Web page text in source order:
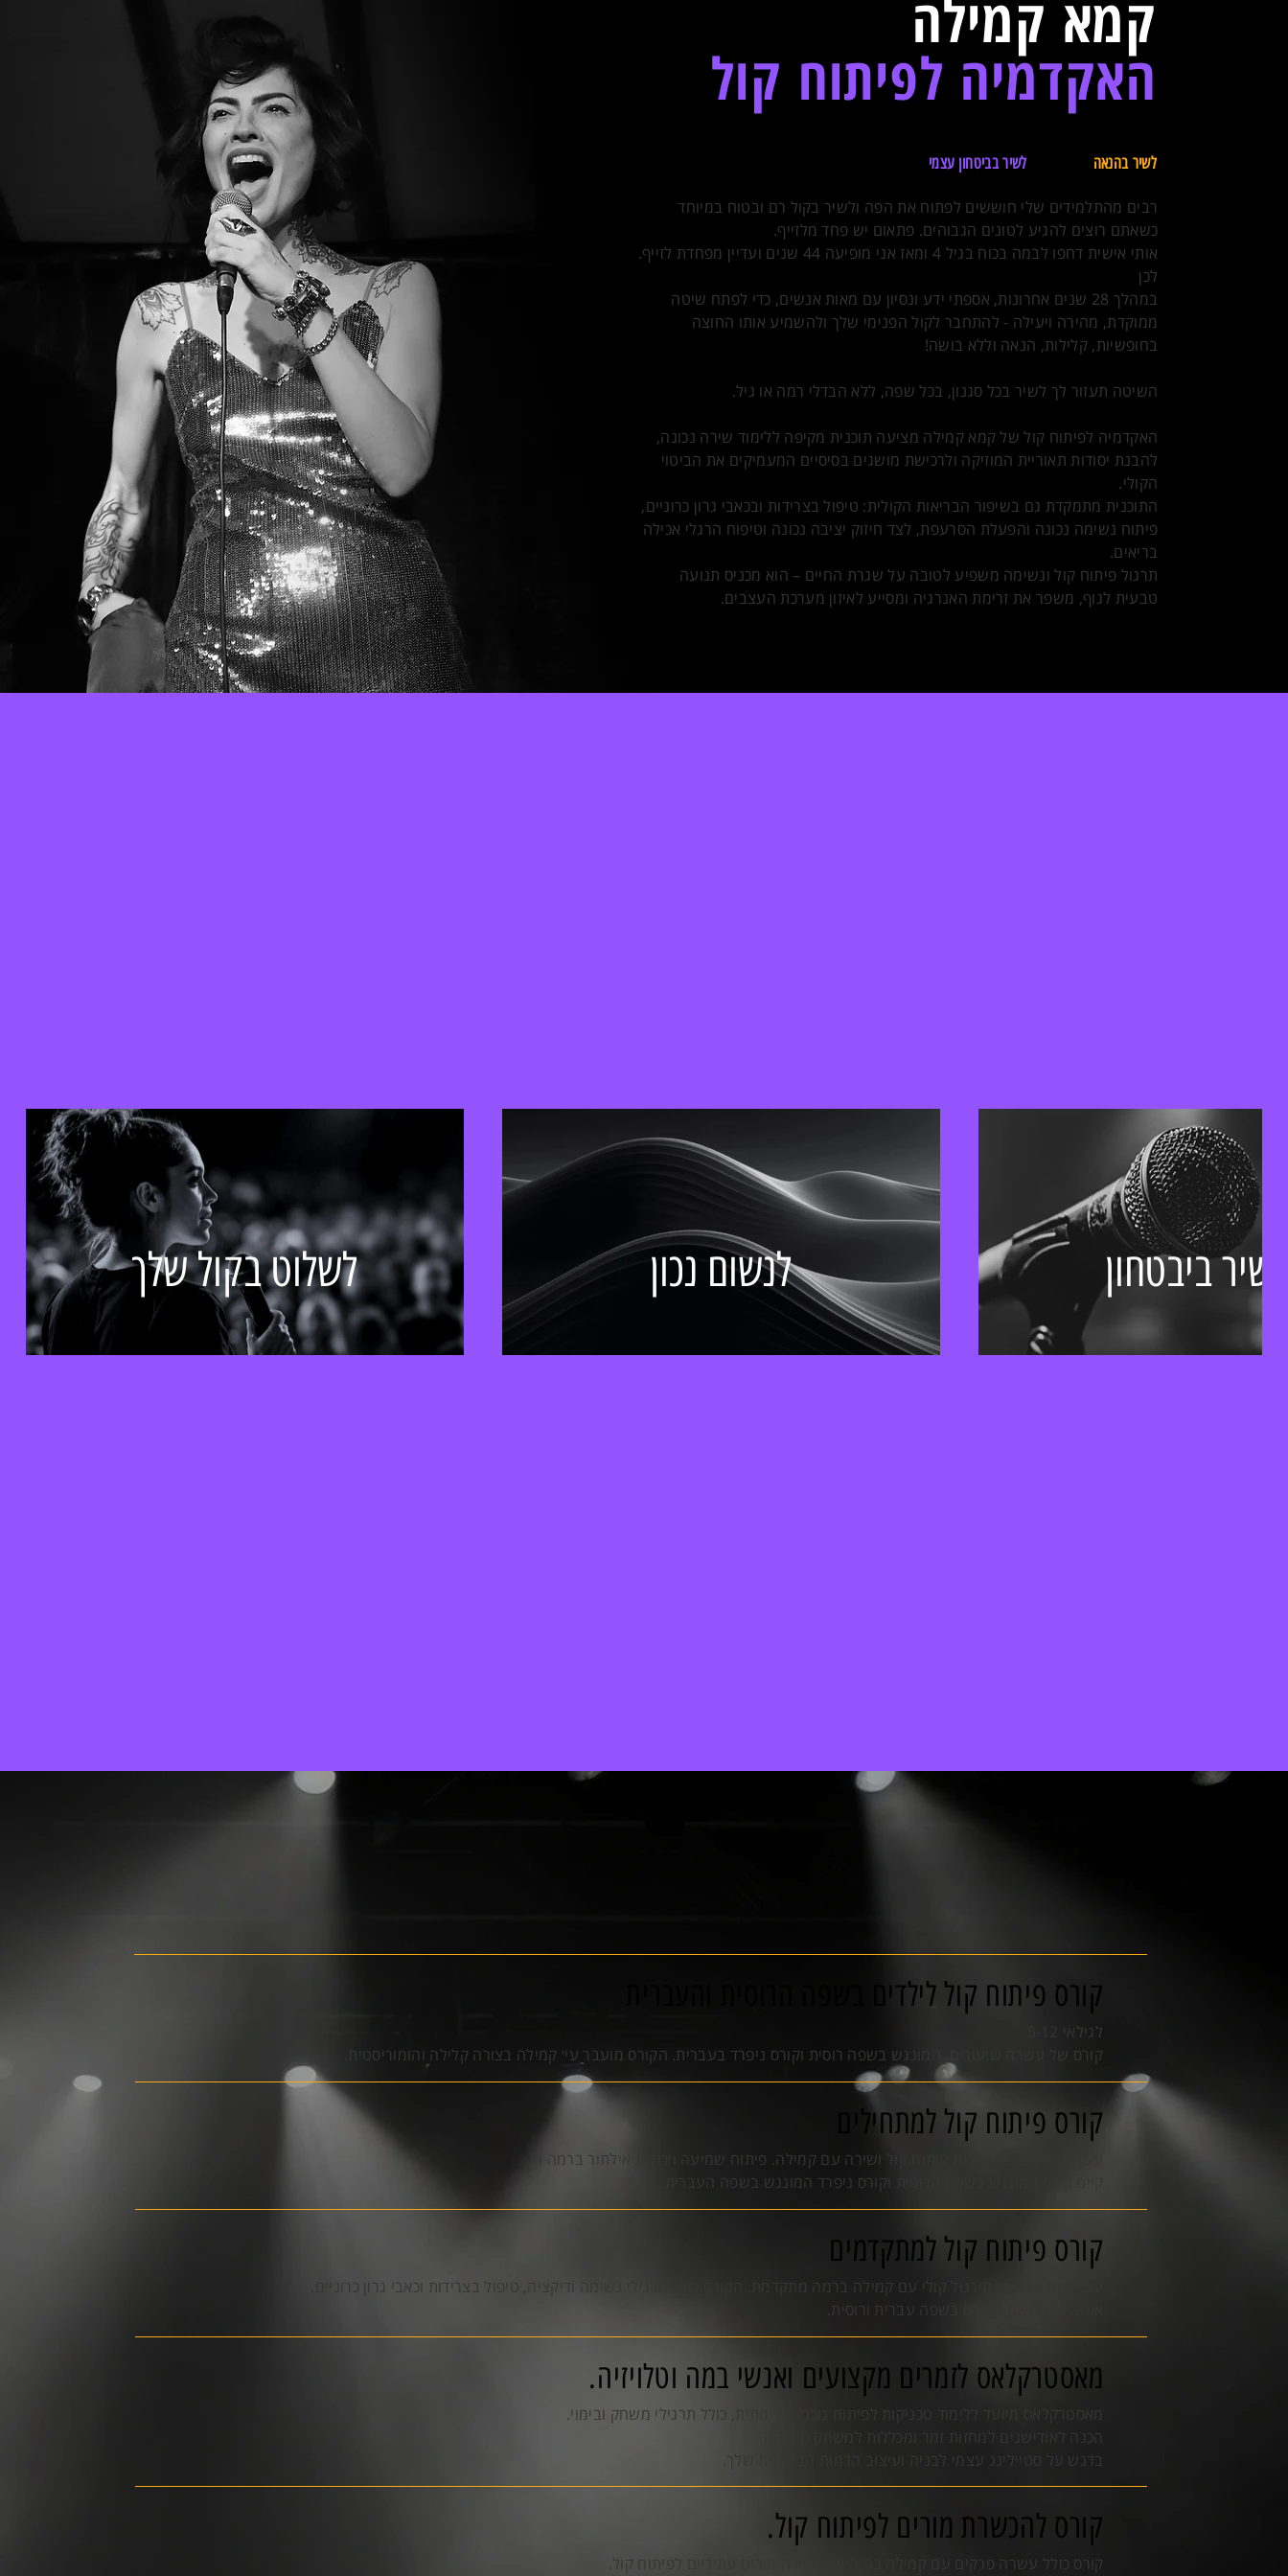
קמא קמילה
האקדמיה לפיתוח קול
לשיר בהנאה
לשיר בביטחון עצמי
רבים מהתלמידים שלי חוששים לפתוח את הפה ולשיר בקול רם ובטוח במיוחד
כשאתם רוצים להגיע לטונים הגבוהים. פתאום יש פחד מלזייף.
אותי אישית דחפו לבמה בכוח בגיל 4 ומאז אני מופיעה 44 שנים ועדיין מפחדת לזייף.
לכן
במהלך 28 שנים אחרונות, אספתי ידע ונסיון עם מאות אנשים, כדי לפתח שיטה
ממוקדת, מהירה ויעילה - להתחבר לקול הפנימי שלך ולהשמיע אותו החוצה
בחופשיות, קלילות, הנאה וללא בושה!
השיטה תעזור לך לשיר בכל סגנון, בכל שפה, ללא הבדלי רמה או גיל.
האקדמיה לפיתוח קול של קמא קמילה מציעה תוכנית מקיפה ללימוד שירה נכונה,
להבנת יסודות תאוריית המוזיקה ולרכישת מושגים בסיסיים המעמיקים את הביטוי
הקולי.
התוכנית מתמקדת גם בשיפור הבריאות הקולית: טיפול בצרידות ובכאבי גרון כרוניים,
פיתוח נשימה נכונה והפעלת הסרעפת, לצד חיזוק יציבה נכונה וטיפוח הרגלי אכילה
בריאים.
תרגול פיתוח קול ונשימה משפיע לטובה על שגרת החיים – הוא מכניס תנועה
טבעית לגוף, משפר את זרימת האנרגיה ומסייע לאיזון מערכת העצבים.
לשלוט בקול שלך לנשום נכון לשיר ביבטחון
קורס פיתוח קול לילדים בשפה הרוסית והעברית
לגילאי 5-12
קורס של עשרה שיעורים, המונגש בשפה רוסית וקורס ניפרד בעברית. הקורס מועבר עי׳ קמילה בצורה קלילה והומוריסטית.
קורס פיתוח קול למתחילים
עשרה פרקים של יסודות פיתוח קול ושירה עם קמילה. פיתוח שמיעה ויכולות אילתור ברמה א׳.
קיים קורס המונגש בשפה הרוסית וקורס ניפרד המונגש בשפה העברית.
קורס פיתוח קול למתקדמים
עשרה פרקים של תירגול קולי עם קמילה ברמה מתקדמת. הקורס כולל תרגילי נשימה ודיקציה, טיפול בצרידות וכאבי גרון כרוניים.
אפשרות רכישת הקורס בשפה עברית ורוסית.
מאסטרקלאס לזמרים מקצועים ואנשי במה וטלויזיה.
מאסטרקלאס מיועד ללימוד טכניקות לפיתוח נוכחות בימתית, כולל תרגילי משחק ובימוי.
הכנה לאודישנים למחזות זמר ומכללות למשחק ומוזיקה.
בדגש על סטיילינג עצמי לבניה ועיצוב הדמות הבימתית שלך.
קורס להכשרת מורים לפיתוח קול.
קורס כולל עשרה פרקים עם קמילה בה היא מכשירה מורים עתידיים לפיתוח קול.